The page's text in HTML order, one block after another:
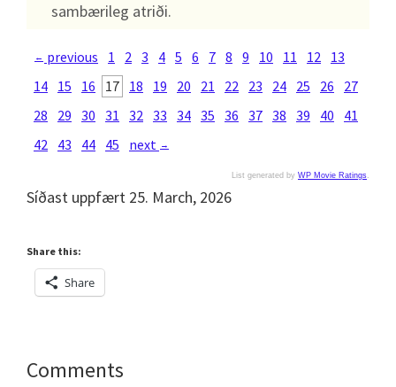
sambærileg atriði.
← previous 1 2 3 4 5 6 7 8 9 10 11 12 13
14 15 16 17 18 19 20 21 22 23 24 25 26
27
28
29 30 31 32 33 34 35 36 37 38 39 40
41
42 43 44 45 next →
List generated by WP Movie Ratings.
Síðast uppfært 25. March, 2026
Share this:
Share
Reader
Comments